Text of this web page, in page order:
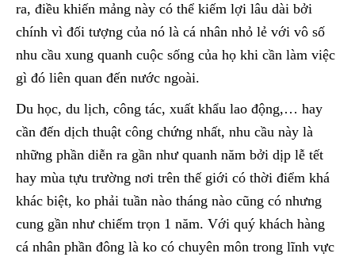
ra, điều khiến mảng này có thể kiếm lợi lâu dài bởi
chính vì đối tượng của nó là cá nhân nhỏ lẻ với vô số
nhu cầu xung quanh cuộc sống của họ khi cần làm việc
gì đó liên quan đến nước ngoài.
Du học, du lịch, công tác, xuất khẩu lao động,… hay
cần đến dịch thuật công chứng nhất, nhu cầu này là
những phần diễn ra gần như quanh năm bởi dịp lễ tết
hay mùa tựu trường nơi trên thế giới có thời điểm khá
khác biệt, ko phải tuần nào tháng nào cũng có nhưng
cung gần như chiếm trọn 1 năm. Với quý khách hàng
cá nhân phần đông là ko có chuyên môn trong lĩnh vực